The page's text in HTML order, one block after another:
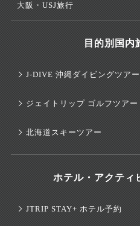
大阪・USJ旅行
目的別国内
J-DIVE 沖縄ダイビングツアー
ジェイトリップ ゴルフツアー
北海道スキーツアー
ホテル・アクティ
JTRIP STAY+ ホテル予約